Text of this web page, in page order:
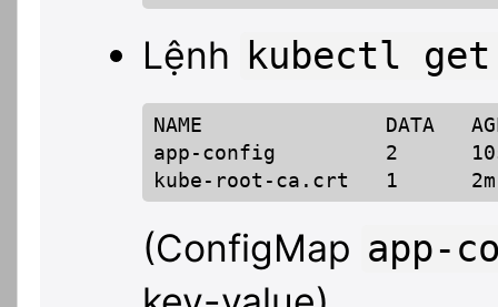
Lệnh kubectl get
NAME               DATA
app-config         2
kube-root-ca.crt   1      2m
(ConfigMap app-